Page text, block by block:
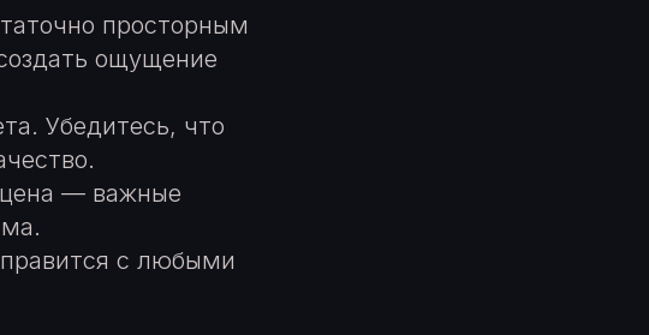
просторным
ощущение
Убедитесь, что
— важные
с любыми